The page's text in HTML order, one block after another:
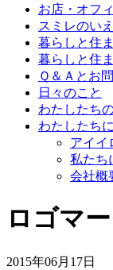
お店・オフ
スミレのいえ
暮らしと住
暮らしと住
Ｑ＆Ａとお
日々のこと
わたしたち
わたしたち
アイイ
私たち
会社概
ロゴマ
2015年06月17日